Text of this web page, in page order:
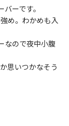
ーです。
め。わかめも入
なので夜中小腹
思いつかなそう